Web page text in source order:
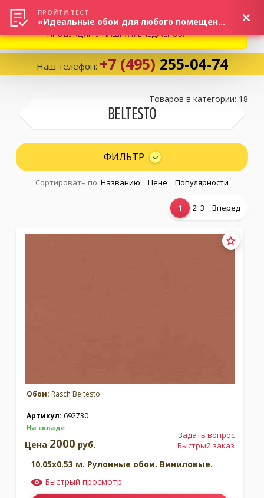
Избранное:0 товаров
Каталог
Наш телефон: +7 (495) 255-04-74
BELTESTO
Товаров в категории: 18
ФИЛЬТР
Сортировать по: Названию Цене Популярности
1 2 3 Вперед
Обои: Rasch Beltesto
Артикул: 692730
На складе
Задать вопрос
Быстрый заказ
Цена 2000 руб.
10.05x0.53 м. Рулонные обои. Виниловые.
Быстрый просмотр
ВНИМАНИЕ! В СВЯЗИ С СИТУАЦИЕЙ НА РЫНКЕ, ПРОСИМ
УТОЧНЯТЬ АКТУАЛЬНУЮ СТОИМОСТЬ И НАЛИЧИЕ
ПРОДУКЦИИ У НАШИХ МЕНЕДЖЕРОВ.
ПРОЙТИ ТЕСТ
«Идеальные обои для любого помещения!»